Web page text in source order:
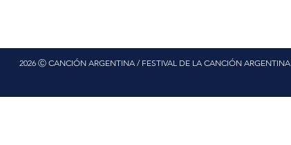
2026 Ⓒ CANCIÓN ARGENTINA / FESTIVAL DE LA CANCIÓN ARGENTINA